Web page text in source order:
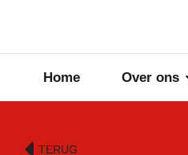
Home Over ons
TERUG